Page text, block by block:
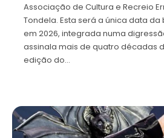
Associação de Cultura e Recreio
Tondela. Esta será a única data
em 2026, integrada numa
assinala mais de quatro décadas
edição do…